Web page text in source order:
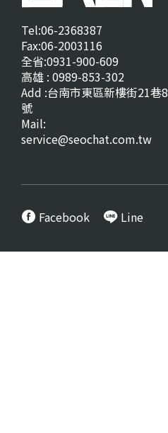
Tel:06-2368387
Fax:06-2003116
全省:0931-900-609
高雄 : 0989-853-302
Add :台南市東區新樓街21巷8
號
Mail:
service@seochat.com.tw
Facebook Line